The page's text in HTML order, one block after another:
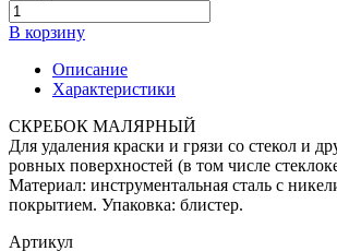
В корзину
Описание
Характеристики
СКРЕБОК МАЛЯРНЫЙ
Для удаления краски и грязи со стекол и
ровных поверхностей (в том числе
Материал: инструментальная сталь с
покрытием. Упаковка: блистер.
Артикул